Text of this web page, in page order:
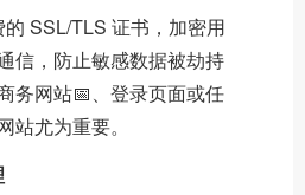
SSL/TLS 证书，加密用
信，防止敏感数据被劫持
务网站📅、登录页面或任
站尤为重要。